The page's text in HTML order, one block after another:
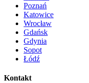
Poznań
Katowice
Wrocław
Gdańsk
Gdynia
Sopot
Łódź
Kontakt